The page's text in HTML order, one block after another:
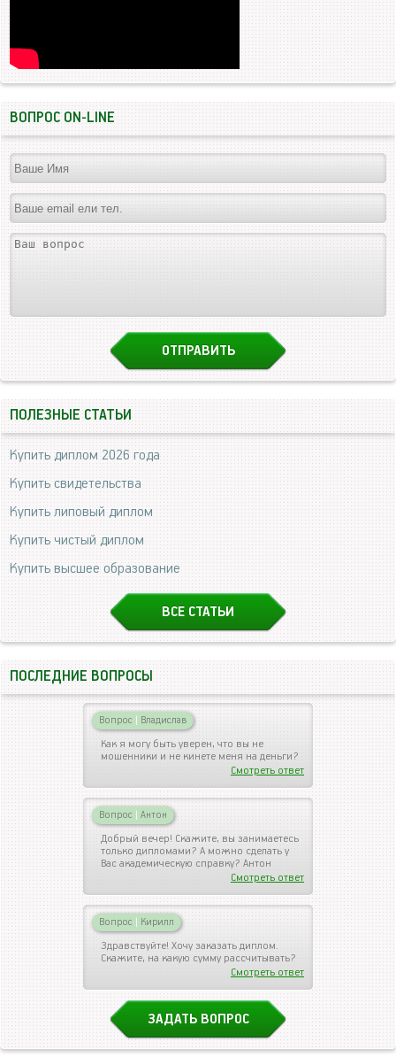
ВОПРОС ON-LINE
ПОЛЕЗНЫЕ СТАТЬИ
Купить диплом 2026 года
Купить свидетельства
Купить липовый диплом
Купить чистый диплом
Купить высшее образование
ВСЕ СТАТЬИ
ПОСЛЕДНИЕ ВОПРОСЫ
Вопрос | Владислав
Как я могу быть уверен, что вы не
мошенники и не кинете меня на деньги?
Смотреть ответ
Вопрос | Антон
Добрый вечер! Скажите, вы занимаетесь
только дипломами? А можно сделать у
Вас академическую справку? Антон
Смотреть ответ
Вопрос | Кирилл
Здравствуйте! Хочу заказать диплом.
Скажите, на какую сумму рассчитывать?
Смотреть ответ
ЗАДАТЬ ВОПРОС